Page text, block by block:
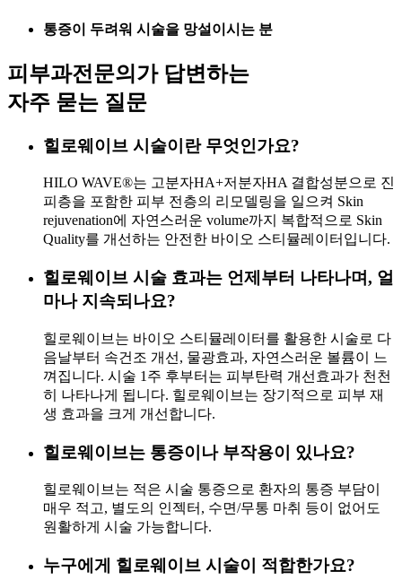
통증이 두려워 시술을 망설이시는 분
피부과전문의가 답변하는
자주 묻는 질문
힐로웨이브 시술이란 무엇인가요?
HILO WAVE®는 고분자HA+저분자HA 결합성분으로 진
피층을 포함한 피부 전층의 리모델링을 일으켜 Skin
rejuvenation에 자연스러운 volume까지 복합적으로 Skin
Quality를 개선하는 안전한 바이오 스티뮬레이터입니다.
힐로웨이브 시술 효과는 언제부터 나타나며, 얼
마나 지속되나요?
힐로웨이브는 바이오 스티뮬레이터를 활용한 시술로 다
음날부터 속건조 개선, 물광효과, 자연스러운 볼륨이 느
껴집니다. 시술 1주 후부터는 피부탄력 개선효과가 천천
히 나타나게 됩니다. 힐로웨이브는 장기적으로 피부 재
생 효과을 크게 개선합니다.
힐로웨이브는 통증이나 부작용이 있나요?
힐로웨이브는 적은 시술 통증으로 환자의 통증 부담이
매우 적고, 별도의 인젝터, 수면/무통 마취 등이 없어도
원활하게 시술 가능합니다.
누구에게 힐로웨이브 시술이 적합한가요?